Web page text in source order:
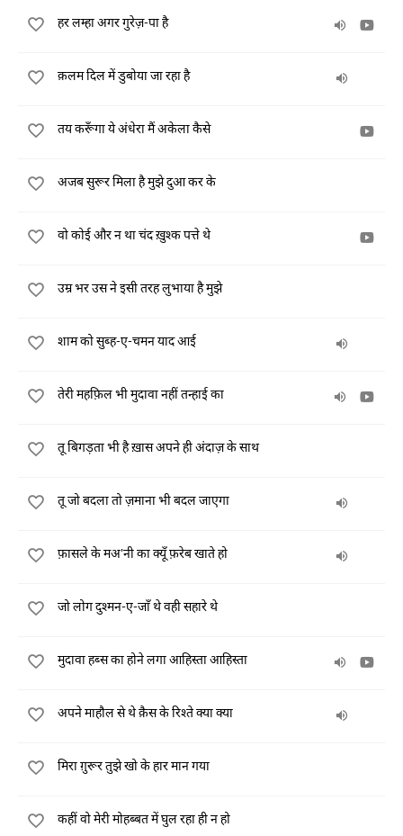
हर लम्हा अगर गुरेज़-पा है
क़लम दिल में डुबोया जा रहा है
तय करूँगा ये अंधेरा मैं अकेला कैसे
अजब सुरूर मिला है मुझे दुआ कर के
वो कोई और न था चंद ख़ुश्क पत्ते थे
उम्र भर उस ने इसी तरह लुभाया है मुझे
शाम को सुब्ह-ए-चमन याद आई
तेरी महफ़िल भी मुदावा नहीं तन्हाई का
तू बिगड़ता भी है ख़ास अपने ही अंदाज़ के साथ
तू जो बदला तो ज़माना भी बदल जाएगा
फ़ासले के मअ'नी का क्यूँ फ़रेब खाते हो
जो लोग दुश्मन-ए-जाँ थे वही सहारे थे
मुदावा हब्स का होने लगा आहिस्ता आहिस्ता
अपने माहौल से थे क़ैस के रिश्ते क्या क्या
मिरा ग़ुरूर तुझे खो के हार मान गया
कहीं वो मेरी मोहब्बत में घुल रहा ही न हो